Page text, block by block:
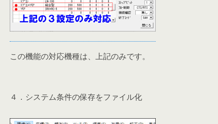
この機能の対応機種は、上記のみです。
４．システム条件の保存をファイル化